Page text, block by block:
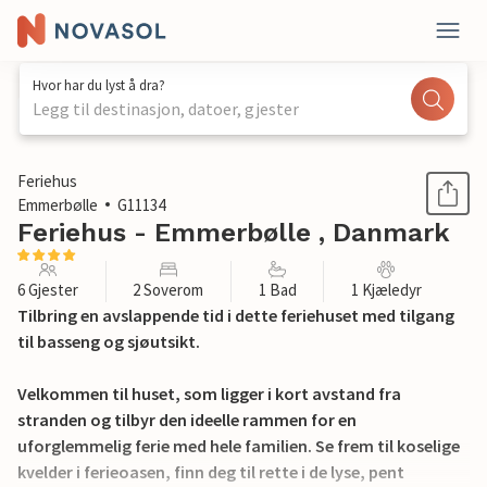
Hvor har du lyst å dra?
Legg til destinasjon, datoer, gjester
1 / 38
Feriehus
Emmerbølle
G11134
Feriehus - Emmerbølle , Danmark
6 Gjester 2 Soverom 1 Bad 1 Kjæledyr
Tilbring en avslappende tid i dette feriehuset med tilgang
til basseng og sjøutsikt.
Velkommen til huset, som ligger i kort avstand fra
stranden og tilbyr den ideelle rammen for en
uforglemmelig ferie med hele familien. Se frem til koselige
kvelder i ferieoasen, finn deg til rette i de lyse, pent